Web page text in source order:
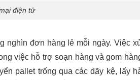
điện tử
nghìn đơn hàng lẻ mỗi ngày. Việc
việc hỗ trợ soạn hàng và gom
pallet trống qua các dãy kệ, lấy